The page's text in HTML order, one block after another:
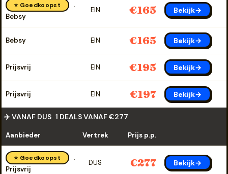
⭐ Goedkoopst
Bebsy
EIN €165 Bekijk→
Bebsy EIN €165 Bekijk→
Prijsvrij EIN €195 Bekijk→
Prijsvrij EIN €197 Bekijk→
✈️ VANAF DUS 1 DEALS VANAF €277
Aanbieder Vertrek Prijs p.p.
⭐ Goedkoopst
Prijsvrij
DUS €277 Bekijk→